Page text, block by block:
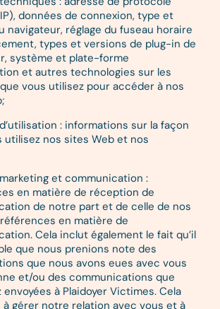
données de connexion, type et
navigateur, réglage du fuseau horaire
types et versions de plug-in de
système et plate-forme
et autres technologies sur les
vous utilisez pour accéder à nos
: informations sur la façon
utilisez nos sites Web et nos
et communication :
en matière de réception de
de notre part et de celle de nos
en matière de
Cela inclut également le fait qu’il
que nous prenions note des
que nous avons eues avec vous
et/ou des communications que
envoyées à Plaidoyer Victimes. Cela
à gérer notre relation avec vous et à